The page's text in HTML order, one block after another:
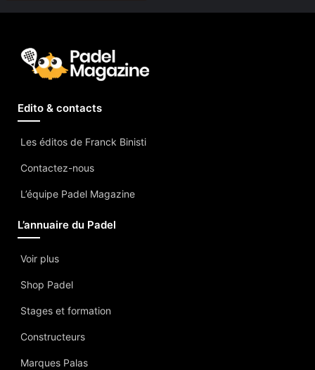
Edito & contacts
Les éditos de Franck Binisti
Contactez-nous
L’équipe Padel Magazine
L’annuaire du Padel
Voir plus
Shop Padel
Stages et formation
Constructeurs
Marques Palas